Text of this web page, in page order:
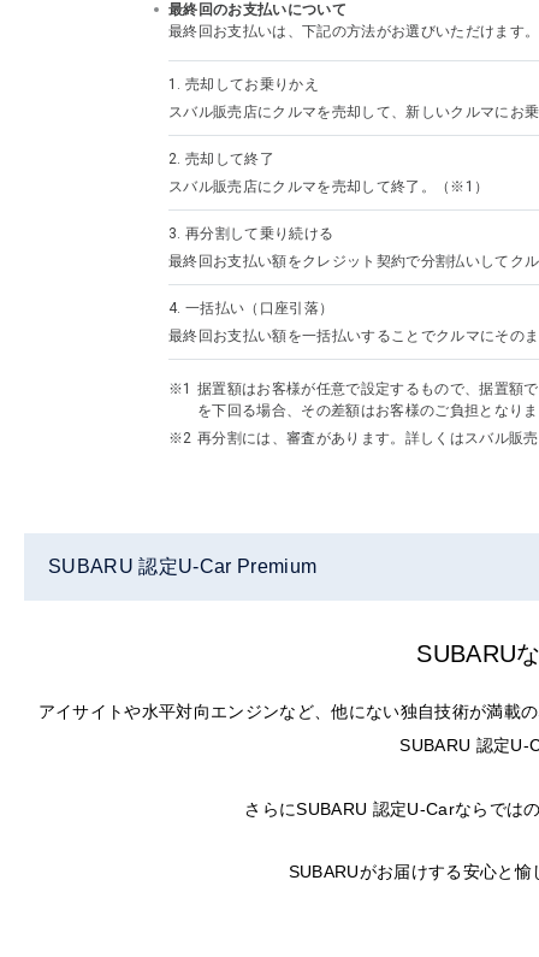
最終回のお支払いについて
最終回お支払いは、下記の方法がお選びいただけます。
1. 売却してお乗りかえ
スバル販売店にクルマを売却して、新しいクルマにお
2. 売却して終了
スバル販売店にクルマを売却して終了。（※1）
3. 再分割して乗り続ける
最終回お支払い額をクレジット契約で分割払いしてク
4. 一括払い（口座引落）
最終回お支払い額を一括払いすることでクルマにその
据置額はお客様が任意で設定するもので、据置額
を下回る場合、その差額はお客様のご負担となり
再分割には、審査があります。詳しくはスバル販
SUBARU 認定U-Car Premium
SUBARU
アイサイトや水平対向エンジンなど、他にない独自技術が満載
SUBARU 認定U-
さらにSUBARU 認定U-Carならでは
SUBARUがお届けする安心と